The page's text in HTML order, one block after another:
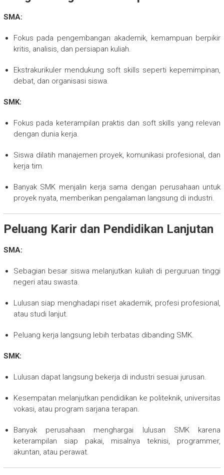
SMA:
Fokus pada pengembangan akademik, kemampuan berpikir
kritis, analisis, dan persiapan kuliah.
Ekstrakurikuler mendukung soft skills seperti kepemimpinan,
debat, dan organisasi siswa.
SMK:
Fokus pada keterampilan praktis dan soft skills yang relevan
dengan dunia kerja.
Siswa dilatih manajemen proyek, komunikasi profesional, dan
kerja tim.
Banyak SMK menjalin kerja sama dengan perusahaan untuk
proyek nyata, memberikan pengalaman langsung di industri.
Peluang Karir dan Pendidikan Lanjutan
SMA:
Sebagian besar siswa melanjutkan kuliah di perguruan tinggi
negeri atau swasta.
Lulusan siap menghadapi riset akademik, profesi profesional,
atau studi lanjut.
Peluang kerja langsung lebih terbatas dibanding SMK.
SMK:
Lulusan dapat langsung bekerja di industri sesuai jurusan.
Kesempatan melanjutkan pendidikan ke politeknik, universitas
vokasi, atau program sarjana terapan.
Banyak perusahaan menghargai lulusan SMK karena
keterampilan siap pakai, misalnya teknisi, programmer,
akuntan, atau perawat.